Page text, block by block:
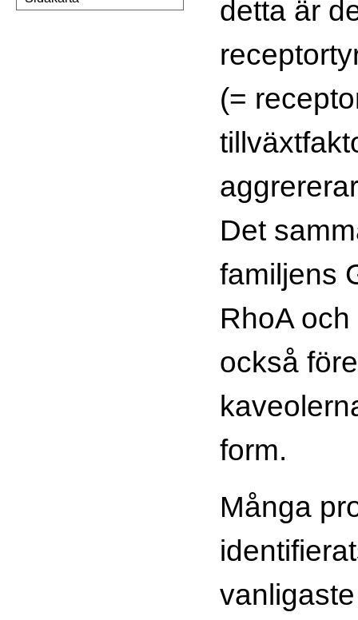
detta är
(=
Det
familjens
RhoA
också
form.
Många